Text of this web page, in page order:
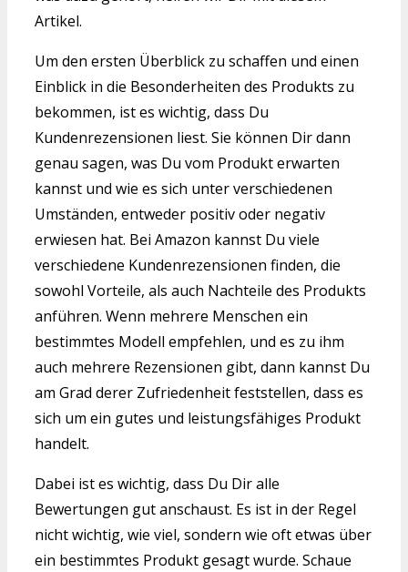
Artikel.
Um den ersten Überblick zu schaffen und einen
Einblick in die Besonderheiten des Produkts zu
bekommen, ist es wichtig, dass Du
Kundenrezensionen liest. Sie können Dir dann
genau sagen, was Du vom Produkt erwarten
kannst und wie es sich unter verschiedenen
Umständen, entweder positiv oder negativ
erwiesen hat. Bei Amazon kannst Du viele
verschiedene Kundenrezensionen finden, die
sowohl Vorteile, als auch Nachteile des Produkts
anführen. Wenn mehrere Menschen ein
bestimmtes Modell empfehlen, und es zu ihm
auch mehrere Rezensionen gibt, dann kannst Du
am Grad derer Zufriedenheit feststellen, dass es
sich um ein gutes und leistungsfähiges Produkt
handelt.
Dabei ist es wichtig, dass Du Dir alle
Bewertungen gut anschaust. Es ist in der Regel
nicht wichtig, wie viel, sondern wie oft etwas über
ein bestimmtes Produkt gesagt wurde. Schaue